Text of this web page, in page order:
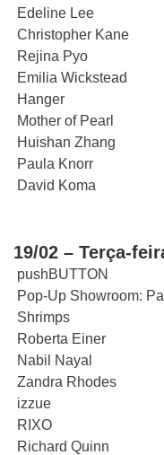
Edeline Lee
Christopher Kane
Rejina Pyo
Emilia Wickstead
Hanger
Mother of Pearl
Huishan Zhang
Paula Knorr
David Koma
19/02 – Terça-
pushBUTTON
Pop-Up Showroom:
Shrimps
Roberta Einer
Nabil Nayal
Zandra Rhodes
izzue
RIXO
Richard Quinn